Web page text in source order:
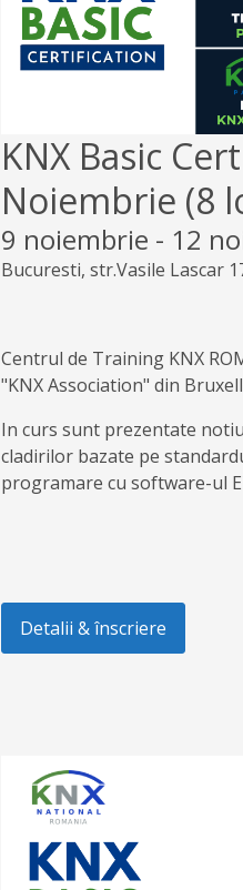
KNX Basic
Noiembrie (8
9 noiembrie - 12
Bucuresti, str.Vasile Lascar
Centrul de Training KNX
"KNX Association" din
In curs sunt prezentate
cladirilor bazate pe
programare cu software-ul
Detalii & înscriere